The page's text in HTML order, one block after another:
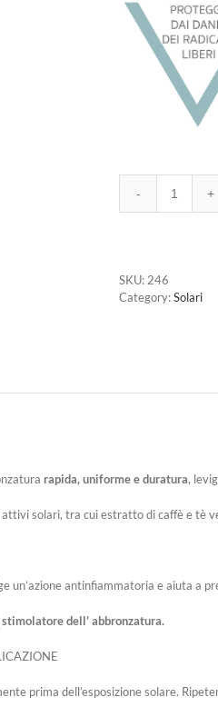
246
quantity
SKU: 246
Category:Solari
rapida, uniforme e duratura,
solari, tra cui estratto di caffè e tè
un’azione antinfiammatoria e aiuta a
stimolatore dell’ abbronzatura.
prima dell’esposizione solare.